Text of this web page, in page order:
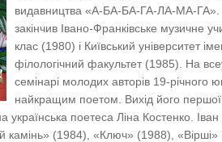
видавництва «А-БА-БА-ГА-ЛА-МА-ГА».
закінчив Івано-Франківське музичне
клас (1980) і Київський університет
філологічний факультет (1985). На
семінарі молодих авторів 19-річного
найкращим поетом. Вихід його першої
українська поетеса Ліна Костенко.
камінь» (1984), «Ключ» (1988),